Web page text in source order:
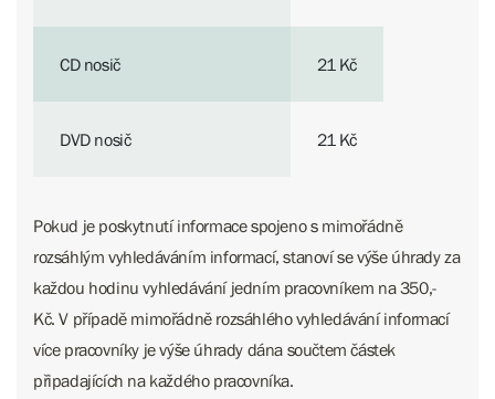
CD nosič 21 Kč
DVD nosič 21 Kč
Pokud je poskytnutí informace spojeno s mimořádně
rozsáhlým vyhledáváním informací, stanoví se výše úhrady za
každou hodinu vyhledávání jedním pracovníkem na 350,-
Kč. V případě mimořádně rozsáhlého vyhledávání informací
více pracovníky je výše úhrady dána součtem částek
připadajících na každého pracovníka.